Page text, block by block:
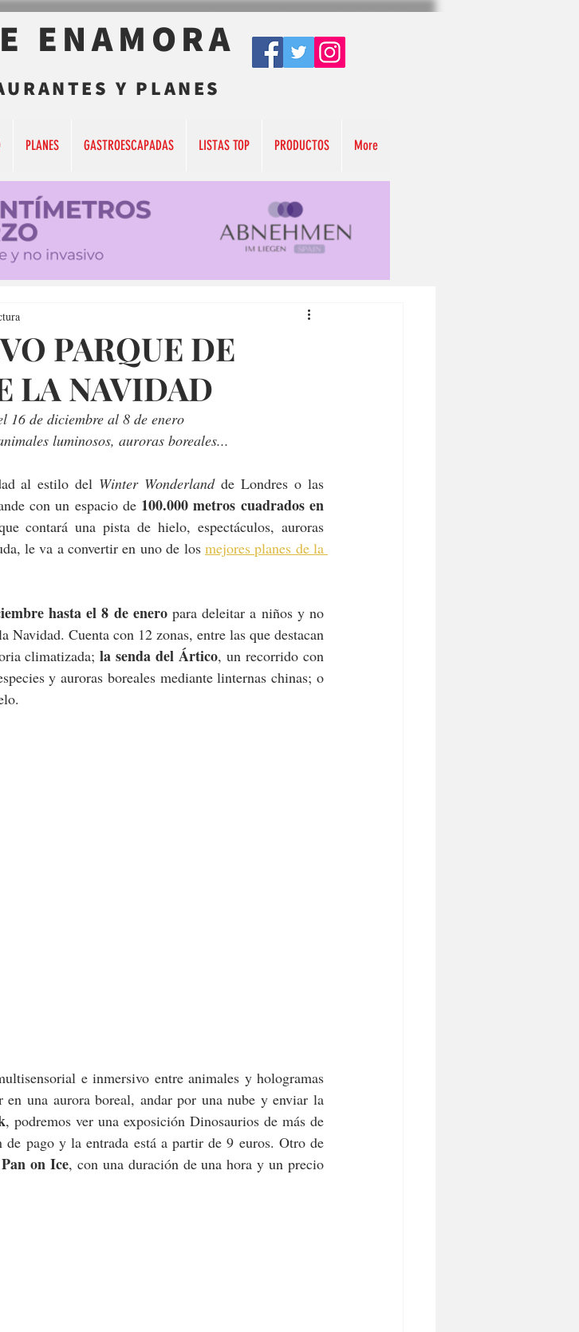
ENAMORA
Y PLANES
PLANES GASTROESCAPADAS LISTAS TOP PRODUCTOS More
PARQUE DE
LA NAVIDAD
16 de diciembre al 8 de enero
luminosos, auroras boreales...
al estilo del Winter Wonderland
con un espacio de 100.000 metros cuadrados en
contará una pista de hielo, espectáculos, auroras
le va a convertir en uno de los mejores planes de la
hasta el 8 de enero para deleitar a niños y no
Cuenta con 12 zonas, entre las que destacan
climatizada; la senda del Ártico, un recorrido con
y auroras boreales mediante linternas chinas; o
e inmersivo entre animales y hologramas
una aurora boreal, andar por una nube y enviar la
, podremos ver una exposición Dinosaurios de más de
de pago y la entrada está a partir de 9 euros. Otro de
on Ice, con una duración de una hora y un precio